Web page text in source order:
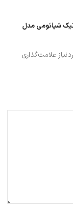
شیائومی مدل
علامت‌گذاری